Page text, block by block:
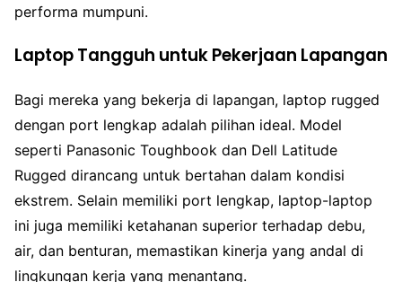
performa mumpuni.
Laptop Tangguh untuk Pekerjaan Lapangan
Bagi mereka yang bekerja di lapangan, laptop rugged
dengan port lengkap adalah pilihan ideal. Model
seperti Panasonic Toughbook dan Dell Latitude
Rugged dirancang untuk bertahan dalam kondisi
ekstrem. Selain memiliki port lengkap, laptop-laptop
ini juga memiliki ketahanan superior terhadap debu,
air, dan benturan, memastikan kinerja yang andal di
lingkungan kerja yang menantang.